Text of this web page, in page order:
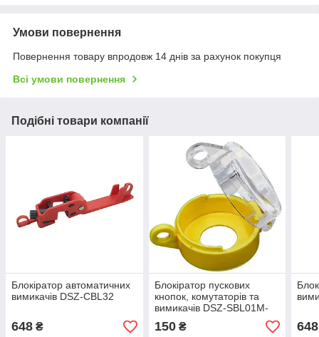
Умови повернення
Повернення товару впродовж 14 днів за рахунок покупця
Всі умови повернення
Подібні товари компанії
Блокіратор автоматичних
вимикачів DSZ-CBL32
648 ₴
Блокіратор пускових
кнопок, комутаторів та
вимикачів DSZ-SBL01M-
D25
150₴ 648